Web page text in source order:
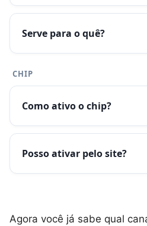
Serve para o quê?
CHIP
Como ativo o chip?
Posso ativar pelo site?
Agora você já sabe qual